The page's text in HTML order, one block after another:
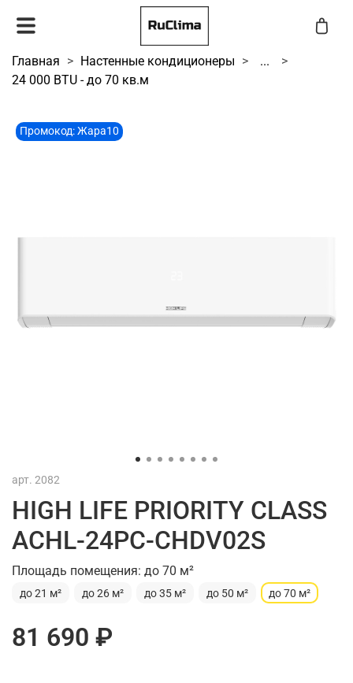
Главная Настенные кондиционеры
...
24 000 BTU - до 70 кв.м
Промокод: Жара10
арт. 2082
HIGH LIFE PRIORITY CLASS
ACHL-24PC-CHDV02S
Площадь помещения: до 70 м²
до 21 м² до 26 м² до 35 м² до 50 м² до 70 м²
81 690 ₽